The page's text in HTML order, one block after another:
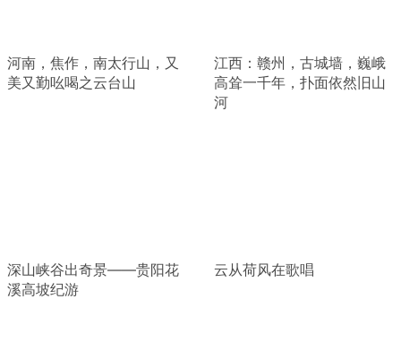
河南，焦作，南太行山，又
美又勤吆喝之云台山
江西：赣州，古城墙，巍峨
高耸一千年，扑面依然旧山
河
深山峡谷出奇景——贵阳花
溪高坡纪游
云从荷风在歌唱